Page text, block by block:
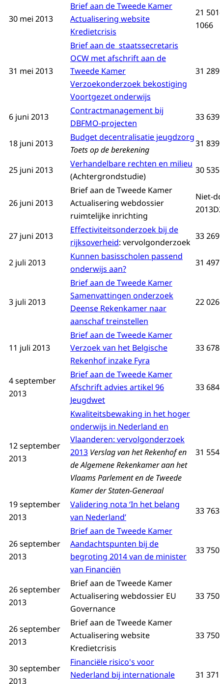
30 mei 2013
Brief aan de Tweede Kamer
Actualisering website
Kredietcrisis
21
1066
31 mei 2013
Brief aan de staatssecretaris
OCW met afschrift aan de
Tweede Kamer
Verzoekonderzoek bekostiging
Voortgezet onderwijs
31
6 juni 2013
Contractmanagement bij
DBFMO-projecten
33 639
18 juni 2013
Budget decentralisatie jeugdzorg
Toets op de berekening
31 839
25 juni 2013
Verhandelbare rechten en milieu
(Achtergrondstudie)
30 535
26 juni 2013
Brief aan de Tweede Kamer
Actualisering webdossier
ruimtelijke inrichting
Niet-
27 juni 2013
Effectiviteitsonderzoek bij de
rijksoverheid: vervolgonderzoek
33 269
2 juli 2013
Kunnen basisscholen passend
onderwijs aan?
31 497
3 juli 2013
Brief aan de Tweede Kamer
Samenvattingen onderzoek
Deense Rekenkamer naar
aanschaf treinstellen
22
11 juli 2013
Brief aan de Tweede Kamer
Verzoek van het Belgische
Rekenhof inzake Fyra
33
4 september
2013
Brief aan de Tweede Kamer
Afschrift advies artikel 96
Jeugdwet
33
12 september
2013
Kwaliteitsbewaking in het hoger
onderwijs in Nederland en
Vlaanderen: vervolgonderzoek
2013 Verslag van het Rekenhof en
de Algemene Rekenkamer aan het
Vlaams Parlement en de Tweede
Kamer der Staten-Generaal
31 554
19 september
2013
Validering nota ‘In het belang
van Nederland’
33 763
26 september
2013
Brief aan de Tweede Kamer
Aandachtspunten bij de
begroting 2014 van de minister
van Financiën
33
26 september
2013
Brief aan de Tweede Kamer
Actualisering webdossier EU
Governance
33
26 september
2013
Brief aan de Tweede Kamer
Actualisering website
Kredietcrisis
33
30 september
2013
Financiële risico's voor
Nederland bij internationale
31